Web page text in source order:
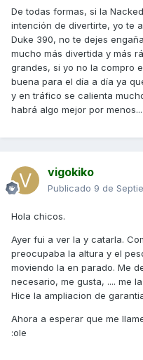
De todas formas, si la
intención de divertirte, yo te
Duke 390, no te dejes
mucho más divertida y más
grandes, si yo no la compro
buena para el día a día ya
y en tráfico se calienta
habrá algo mejor por menos....
vigokiko
Publicado 9 de
Hola chicos.
Ayer fui a ver la y catarla.
preocupaba la altura y el
moviendo la en parado. Me
necesario, me gusta, .... me
Hice la ampliacion de
Ahora a esperar que me
:ole